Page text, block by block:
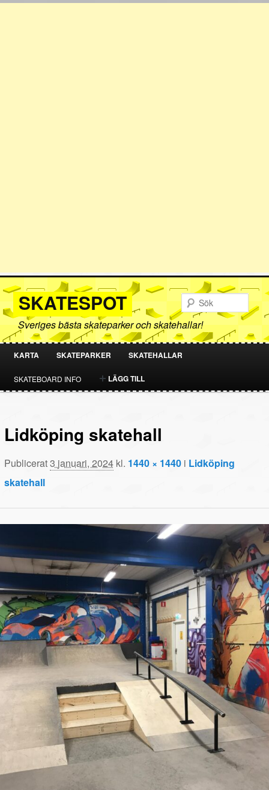
SKATESPOT
Sveriges bästa skateparker och skatehallar!
HOPPA
TILL
HOPPA
TILL
KARTA SKATEPARKER SKATEHALLAR
SKATEBOARD INFO LÄGG TILL
Lidköping skatehall
Publicerat3 januari, 2024 kl. 1440 × 1440 i Lidköping
skatehall